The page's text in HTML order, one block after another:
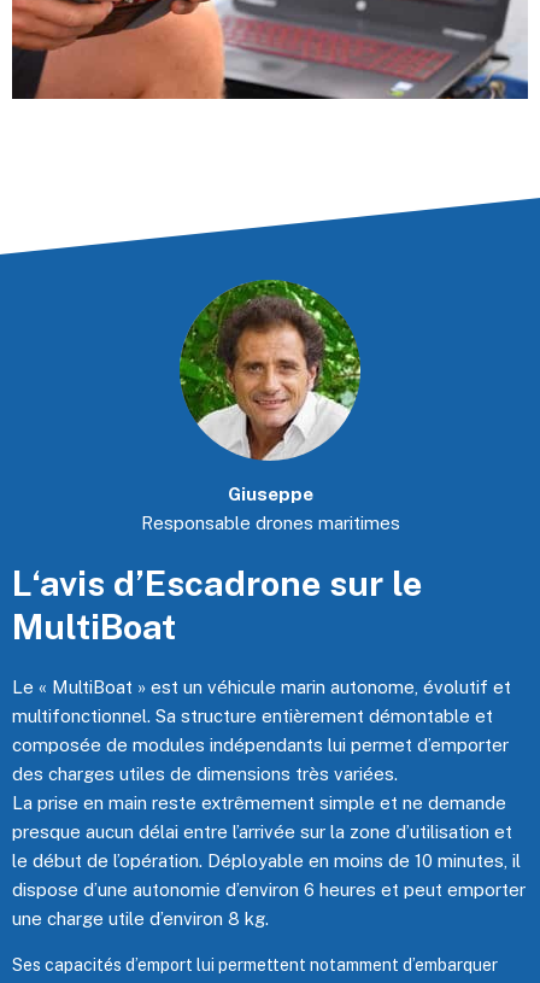
Giuseppe
Responsable drones maritimes
L‘avis d’Escadrone sur le
MultiBoat
Le « MultiBoat » est un véhicule marin autonome, évolutif et
multifonctionnel. Sa structure entièrement démontable et
composée de modules indépendants lui permet d’emporter
des charges utiles de dimensions très variées.
La prise en main reste extrêmement simple et ne demande
presque aucun délai entre l’arrivée sur la zone d’utilisation et
le début de l’opération. Déployable en moins de 10 minutes, il
dispose d’une autonomie d’environ 6 heures et peut emporter
une charge utile d’environ 8 kg.
Ses capacités d’emport lui permettent notamment d’embarquer